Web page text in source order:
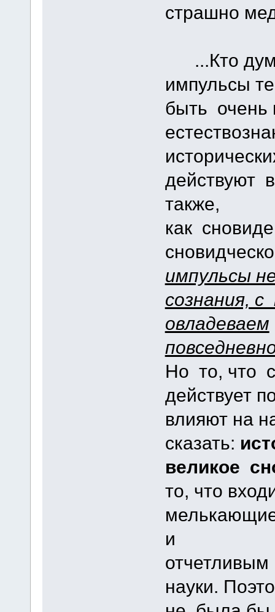
страшно
...Кто
импульсы
быть
действуют
также,
как
импульсы
сознания,
овладеваем
Но то, что
действует
влияют на
сказать:
великое
то, что
и
отчетливым
науки.